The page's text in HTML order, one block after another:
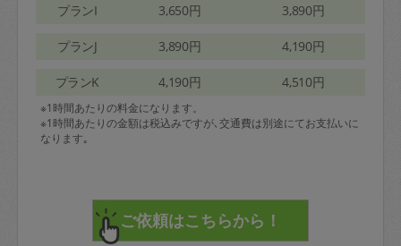
プランI 3,650円 3,890円
プランJ 3,890円 4,190円
プランK 4,190円 4,510円
※1時間あたりの料金になります。
※1時間あたりの金額は税込みですが､交通費は別途にてお支払いに
なります｡